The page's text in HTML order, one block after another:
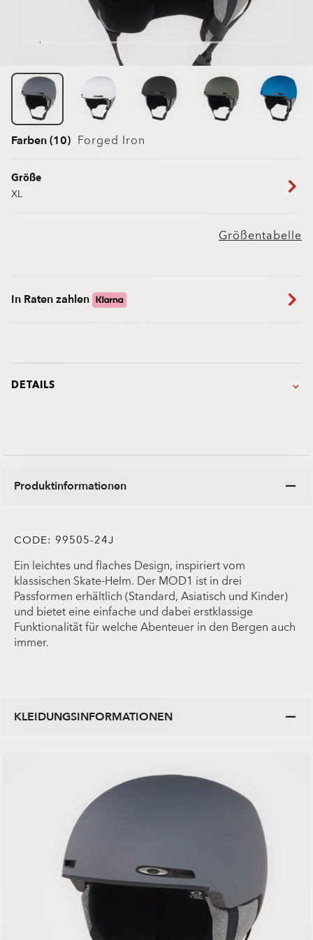
Farben (10) Forged Iron
Größe
XL
Größentabelle
In Raten zahlen
DETAILS
Produktinformationen
CODE: 99505-24J
Ein leichtes und flaches Design, inspiriert vom
klassischen Skate-Helm. Der MOD1 ist in drei
Passformen erhältlich (Standard, Asiatisch und Kinder)
und bietet eine einfache und dabei erstklassige
Funktionalität für welche Abenteuer in den Bergen auch
immer.
KLEIDUNGSINFORMATIONEN